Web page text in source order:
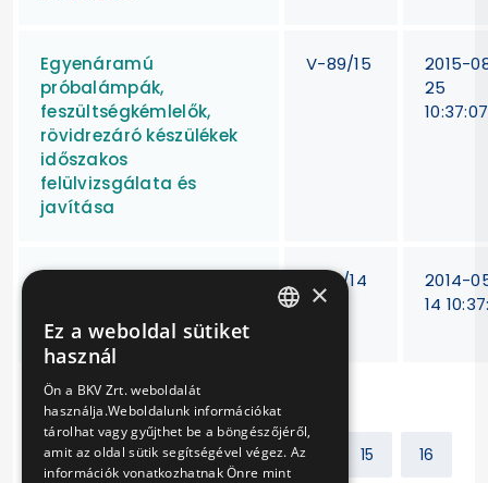
Egyenáramú
próbalámpák,
feszültségkémlelők,
rövidrezáró készülékek
időszakos
felülvizsgálata és
javítása
V-89/15
2015-
25
10:37:07
berendezések javítása
V-91/14
2014-
14
Előző 1 2 ... 14 15 16
×
Ez a weboldal sütiket
használ
Ön a BKV Zrt. weboldalát
használja.Weboldalunk információkat
tárolhat vagy gyűjthet be a böngészőjéről,
amit az oldal sütik segítségével végez. Az
információk vonatkozhatnak Önre mint